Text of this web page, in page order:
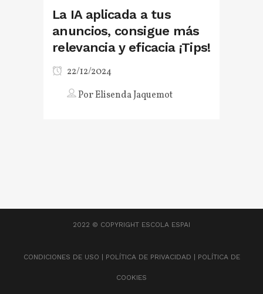
La IA aplicada a tus
anuncios, consigue más
relevancia y eficacia ¡Tips!
22/12/2024
PorElisenda Jaquemot
2022 © COPYRIGHT ESCOLA ESPAI
CONDICIONES DE USO POLÍTICA DE PRIVACIDAD POLÍTICA DE
COOKIES